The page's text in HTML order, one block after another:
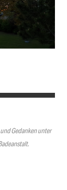
Gedanken unter